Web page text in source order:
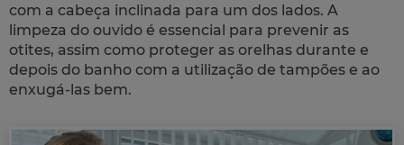
com a cabeça inclinada para um dos lados. A
limpeza do ouvido é essencial para prevenir as
otites, assim como proteger as orelhas durante e
depois do banho com a utilização de tampões e ao
enxugá-las bem.